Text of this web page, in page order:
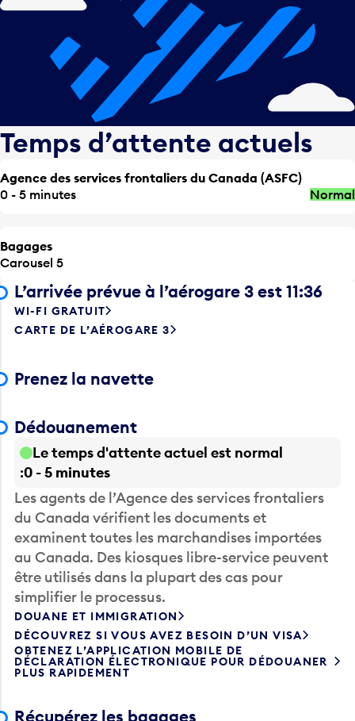
Temps d’attente actuels
Agence des services frontaliers du Canada (ASFC)
0 - 5 minutes
Normal
Bagages
Carousel 5
L’arrivée prévue à l’aérogare 3 est 11:36
WI-FI GRATUIT
CARTE DE L’AÉROGARE 3
Prenez la navette
Dédouanement
Le temps d'attente actuel est normal
0 - 5 minutes
Les agents de l’Agence des services frontaliers
du Canada vérifient les documents et
examinent toutes les marchandises importées
au Canada. Des kiosques libre-service peuvent
être utilisés dans la plupart des cas pour
simplifier le processus.
DOUANE ET IMMIGRATION
DÉCOUVREZ SI VOUS AVEZ BESOIN D’UN VISA
OBTENEZ L’APPLICATION MOBILE DE
DÉCLARATION ÉLECTRONIQUE POUR DÉDOUANER
PLUS RAPIDEMENT